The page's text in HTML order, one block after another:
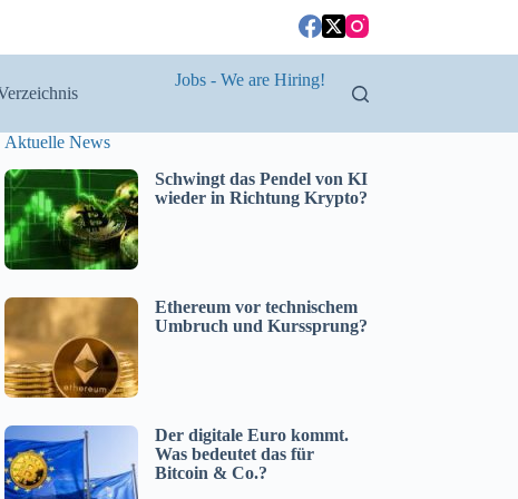
Jobs - We are Hiring!
Aktuelle News
Schwingt das Pendel von KI
wieder in Richtung Krypto?
Ethereum vor technischem
Umbruch und Kurssprung?
Der digitale Euro kommt.
Was bedeutet das für
Bitcoin & Co.?